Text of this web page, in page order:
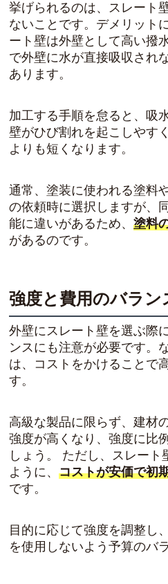
挙げられるのは、 スレート
ないことです。デメリット
ート壁は外壁として高い撥
で外壁に水が直接吸収され
あります。
加工する手順を怠ると、吸
壁がひび割れを起こしやす
よりも短くなります。
通常、塗装に使われる塗料
の依頼時に選択しますが、
能に違いがあるため、塗料
があるのです。
強度と費用のバラン
外壁にスレート壁を選ぶ際
ンスにも注意が必要です。
は、コストをかけることで
す。
高級な製品に限らず、建材
強度が高くなり、強度に比
しょう。 ただし、スレート
ように、コストが安価で初
です。
目的に応じて強度を調整し
を使用しないよう予算のバ